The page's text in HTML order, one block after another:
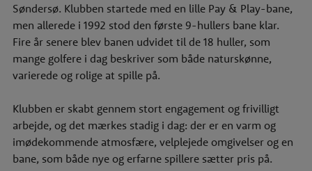
Søndersø. Klubben startede med en lille Pay & Play-bane,
men allerede i 1992 stod den første 9-hullers bane klar.
Fire år senere blev banen udvidet til de 18 huller, som
mange golfere i dag beskriver som både naturskønne,
varierede og rolige at spille på.
Klubben er skabt gennem stort engagement og frivilligt
arbejde, og det mærkes stadig i dag: der er en varm og
imødekommende atmosfære, velplejede omgivelser og en
bane, som både nye og erfarne spillere sætter pris på.